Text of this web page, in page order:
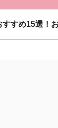
すめ15選！